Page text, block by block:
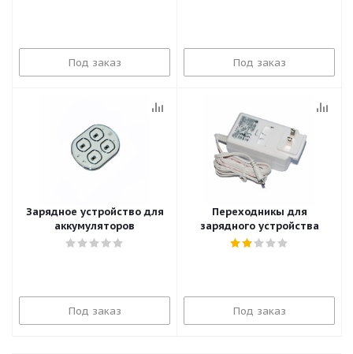
Под заказ Под заказ
Зарядное устройство для
аккумуляторов
Под заказ
Переходникы для
зарядного устройства
Под заказ